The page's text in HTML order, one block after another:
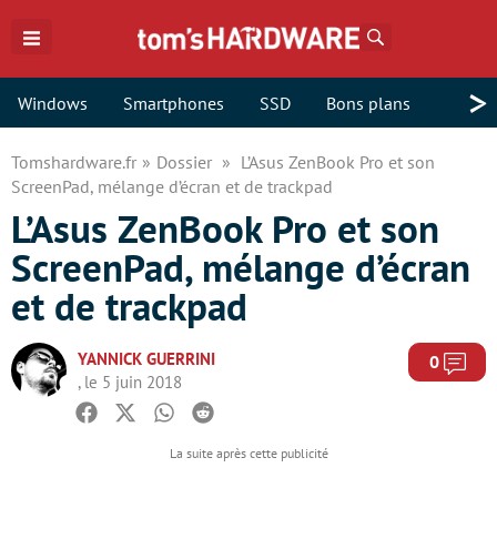
Windows Smartphones SSD Bons plans >
Tomshardware.fr Dossier
L’Asus ZenBook Pro et son
ScreenPad, mélange d’écran et de trackpad
L’Asus ZenBook Pro et son
ScreenPad, mélange d’écran
et de trackpad
YANNICK GUERRINI
, le 5 juin 2018
0
Facebook
TwitterWhatsapp
Reddit